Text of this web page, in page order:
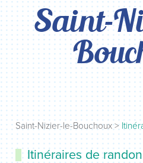
Saint-
Saint-Nizier-le-Bouchoux>
Itinéraires de